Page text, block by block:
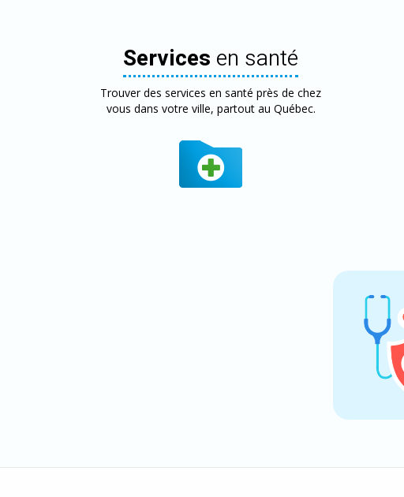
Services en santé
Trouver des services en santé près de chez
vous dans votre ville, partout au Québec.